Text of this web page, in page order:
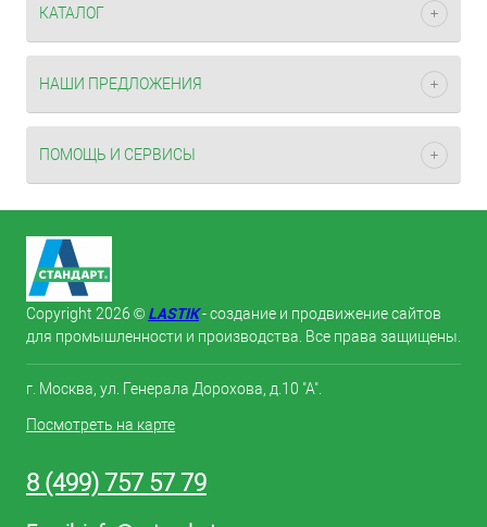
КАТАЛОГ
НАШИ ПРЕДЛОЖЕНИЯ
ПОМОЩЬ И СЕРВИСЫ
Copyright 2026 © LASTIK- создание и продвижение сайтов
для промышленности и производства. Все права защищены.
г. Москва, ул. Генерала Дорохова, д.10 "А".
Посмотреть на карте
8 (499) 757 57 79